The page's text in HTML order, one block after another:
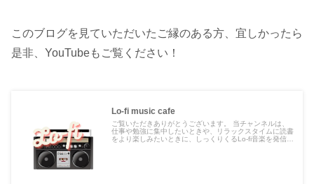
このブログを見ていただいたご縁のある方、宜しかったら
是非、YouTubeもご覧ください！
Lo-fi music cafe
ご覧いただきありがとうございます。 当チャンネルは、
仕事や勉強に集中したいときや、リラックスタイムに読書
をより楽しみたいときに、しっくりくるLo-fi音楽を発信し